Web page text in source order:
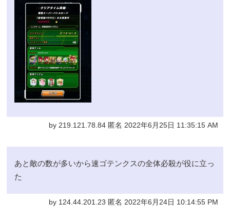
by 219.121.78.84 匿名 2022年6月25日 11:35:15 AM
あと敵の数が多いから速ゴテンクスの全体必殺が役に立っ
た
by 124.44.201.23 匿名 2022年6月24日 10:14:55 PM